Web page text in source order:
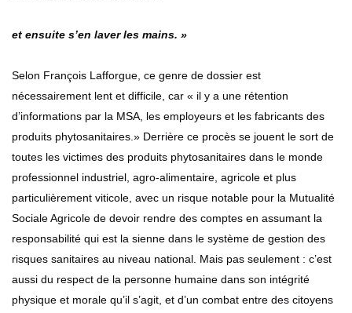
et ensuite s’en laver les mains. »
Selon François Lafforgue, ce genre de dossier est
nécessairement lent et difficile, car « il y a une rétention
d’informations par la MSA, les employeurs et les fabricants des
produits phytosanitaires.» Derrière ce procès se jouent le sort de
toutes les victimes des produits phytosanitaires dans le monde
professionnel industriel, agro-alimentaire, agricole et plus
particulièrement viticole, avec un risque notable pour la Mutualité
Sociale Agricole de devoir rendre des comptes en assumant la
responsabilité qui est la sienne dans le système de gestion des
risques sanitaires au niveau national. Mais pas seulement : c’est
aussi du respect de la personne humaine dans son intégrité
physique et morale qu’il s’agit, et d’un combat entre des citoyens